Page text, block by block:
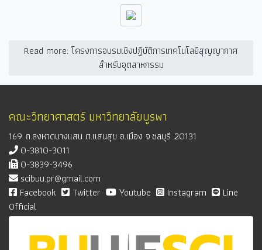
Read more: โครงการอบรมเชิงปฏิบัติการเทคโนโลยีสุญญากาศ
สำหรับอุตสาหกรรม
คณะวิทยาศาสตร์ มหาวิทยาลัยบูรพา
169 ถ.ลงหาดบางแสน ต.แสนสุข อ.เมือง จ.ชลบุรี 20131
0-3810-3011
0-3839-3496
scibuu.pr@gmail.com
Facebook
Twitter Youtube Instagram
Line
Official